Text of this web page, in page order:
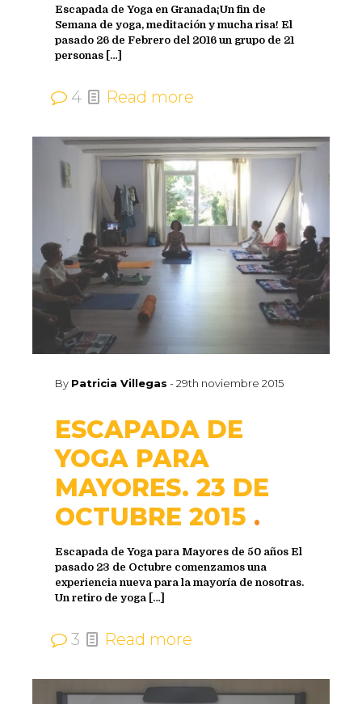
Escapada de Yoga en Granada¡Un fin de
Semana de yoga, meditación y mucha risa! El
pasado 26 de Febrero del 2016 un grupo de 21
personas […]
4 Read more
By Patricia Villegas - 29th noviembre 2015
ESCAPADA DE
YOGA PARA
MAYORES. 23 DE
OCTUBRE 2015
Escapada de Yoga para Mayores de 50 años El
pasado 23 de Octubre comenzamos una
experiencia nueva para la mayoría de nosotras.
Un retiro de yoga […]
3 Read more